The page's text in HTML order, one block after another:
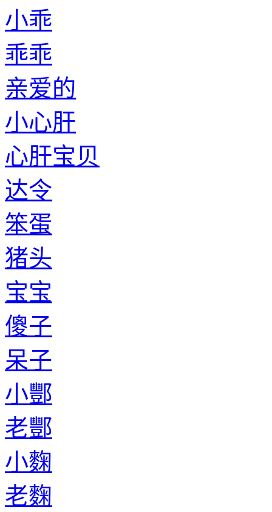
小乖
乖乖
亲爱的
小心肝
心肝宝贝
达令
笨蛋
猪头
宝宝
傻子
呆子
小酆
老酆
小麴
老麴